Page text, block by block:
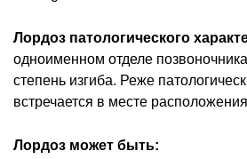
Лордоз патологического
одноименном отделе
степень изгиба. Реже
встречается в месте
Лордоз может быть: